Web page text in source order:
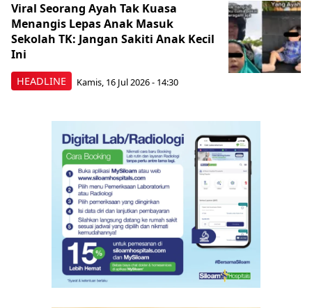
HEADLINE
Viral Seorang Ayah Tak Kuasa
Menangis Lepas Anak Masuk
Sekolah TK: Jangan Sakiti Anak Kecil
Ini
Kamis, 16 Jul 2026 - 14:30